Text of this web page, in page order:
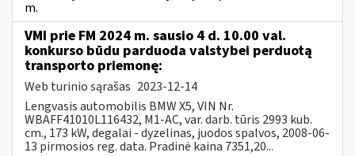
m.
VMI prie FM 2024 m. sausio 4 d. 10.00 val.
konkurso būdu parduoda valstybei perduotą
transporto priemonę:
Web turinio sąrašas 2023-12-14
Lengvasis automobilis BMW X5, VIN Nr.
WBAFF41010L116432, M1-AC, var. darb. tūris 2993 kub.
cm., 173 kW, degalai - dyzelinas, juodos spalvos, 2008-06-
13 pirmosios reg. data. Pradinė kaina 7351,20...